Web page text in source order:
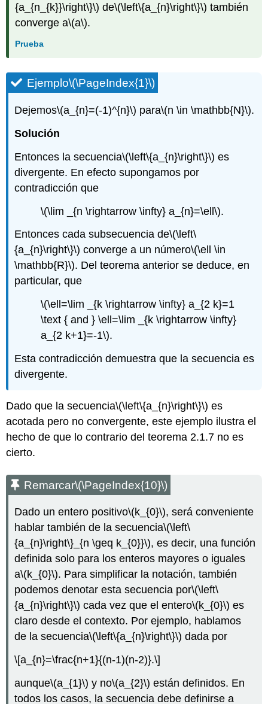
{a_{n_{k}}\right\}\) de\(\left\{a_{n}\right\}\) también
converge a\(a\).
Prueba
Ejemplo\(\PageIndex{1}\)
Dejemos\(a_{n}=(-1)^{n}\) para\(n \in \mathbb{N}\).
Solución
Entonces la secuencia\(\left\{a_{n}\right\}\) es
divergente. En efecto supongamos por
contradicción que
\(\lim _{n \rightarrow \infty} a_{n}=\ell\).
Entonces cada subsecuencia de\(\left\
{a_{n}\right\}\) converge a un número\(\ell \in
\mathbb{R}\). Del teorema anterior se deduce, en
particular, que
\(\ell=\lim _{k \rightarrow \infty} a_{2 k}=1
\text { and } \ell=\lim _{k \rightarrow \infty}
a_{2 k+1}=-1\).
Esta contradicción demuestra que la secuencia es
divergente.
Dado que la secuencia\(\left\{a_{n}\right\}\) es
acotada pero no convergente, este ejemplo ilustra el
hecho de que lo contrario del teorema 2.1.7 no es
cierto.
Remarcar\(\PageIndex{10}\)
Dado un entero positivo\(k_{0}\), será conveniente
hablar también de la secuencia\(\left\
{a_{n}\right\}_{n \geq k_{0}}\), es decir, una función
definida solo para los enteros mayores o iguales
a\(k_{0}\). Para simplificar la notación, también
podemos denotar esta secuencia por\(\left\
{a_{n}\right\}\) cada vez que el entero\(k_{0}\) es
claro desde el contexto. Por ejemplo, hablamos
de la secuencia\(\left\{a_{n}\right\}\) dada por
\[a_{n}=\frac{n+1}{(n-1)(n-2)}.\]
aunque\(a_{1}\) y no\(a_{2}\) están definidos. En
todos los casos, la secuencia debe definirse a